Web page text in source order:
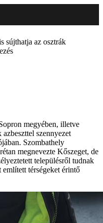
sújthatja az osztrák
megyében, illetve
szennyezet
Szombathely
megnevezte Kőszeget, de
településről tudnak
térségeket érintő